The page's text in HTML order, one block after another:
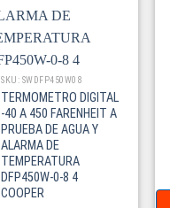
SKU: SWDFP450W08
TERMOMETRO DIGITAL
-40 A 450 FARENHEIT A
PRUEBA DE AGUA Y
ALARMA DE
TEMPERATURA
DFP450W-0-8 4
COOPER